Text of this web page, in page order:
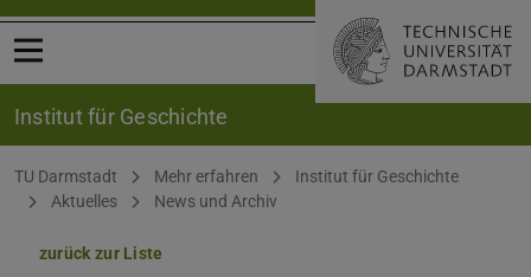
Menü öffnen
Institut für Geschichte
Sie befinden sich hier:
TU Darmstadt Mehr erfahren
Institut für Geschichte
Aktuelles
News und Archiv
zurück zur Liste